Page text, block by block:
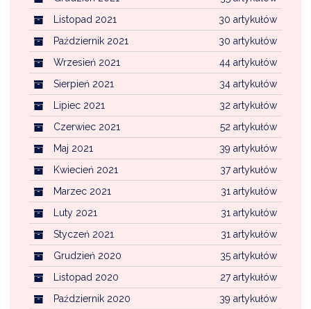
30 artykułów
Listopad 2021
30 artykułów
Październik 2021
44 artykułów
Wrzesień 2021
34 artykułów
Sierpień 2021
32 artykułów
Lipiec 2021
52 artykułów
Czerwiec 2021
39 artykułów
Maj 2021
37 artykułów
Kwiecień 2021
31 artykułów
Marzec 2021
31 artykułów
Luty 2021
31 artykułów
Styczeń 2021
35 artykułów
Grudzień 2020
27 artykułów
Listopad 2020
39 artykułów
Październik 2020